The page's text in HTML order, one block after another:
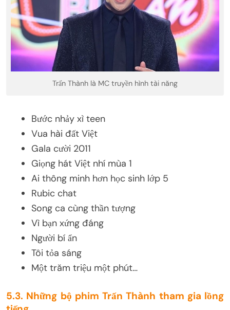
Trấn Thành là MC truyền hình tài năng
Bước nhảy xì teen
Vua hài đất Việt
Gala cười 2011
Giọng hát Việt nhí mùa 1
Ai thông minh hơn học sinh lớp 5
Rubic chat
Song ca cùng thần tượng
Vì bạn xứng đáng
Người bí ẩn
Tôi tỏa sáng
Một trăm triệu một phút…
5.3. Những bộ phim Trấn Thành tham gia lồng